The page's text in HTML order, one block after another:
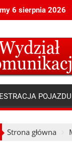
6 sierpnia 2026
POJAZDU
Strona główna